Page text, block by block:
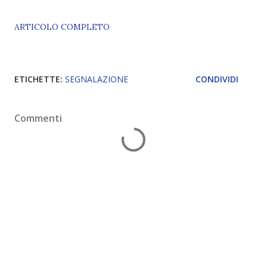
ARTICOLO COMPLETO
ETICHETTE: SEGNALAZIONE CONDIVIDI
Commenti